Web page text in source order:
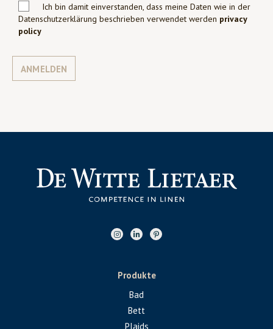
Ich bin damit einverstanden, dass meine Daten wie in der
Datenschutzerklärung beschrieben verwendet werden privacy
policy
ANMELDEN
Produkte
Bad
Bett
Plaids